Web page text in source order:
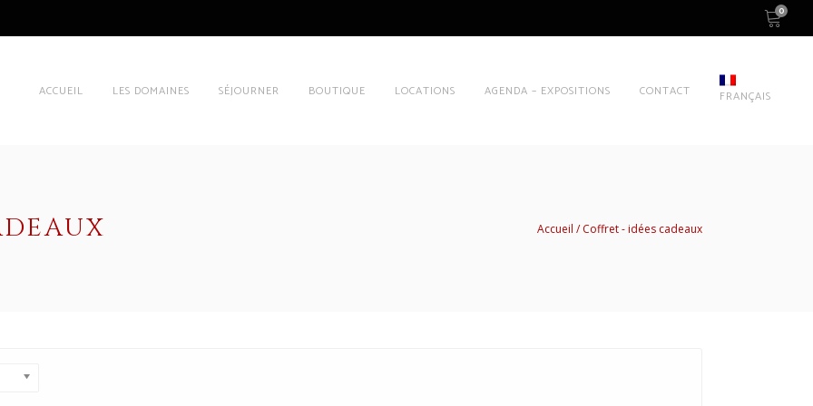
0
ACCUEIL LES DOMAINES SÉJOURNER BOUTIQUE LOCATIONS AGENDA – EXPOSITIONS CONTACT FRANÇAIS
Accueil Coffret - idées cadeaux